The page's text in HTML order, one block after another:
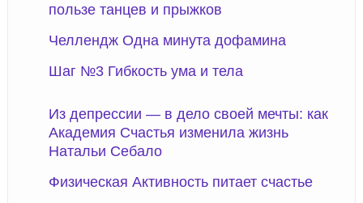
пользе танцев и прыжков
Челлендж Одна минута дофамина
Шаг №3 Гибкость ума и тела
Из депрессии — в дело своей мечты: как
Академия Счастья изменила жизнь
Натальи Себало
Физическая Активность питает счастье